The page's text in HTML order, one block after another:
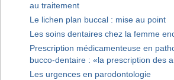
au traitement
Le lichen plan buccal : mise au point
Les soins dentaires chez la femme
Prescription médicamenteuse en
bucco-dentaire : «la prescription des
Les urgences en parodontologie